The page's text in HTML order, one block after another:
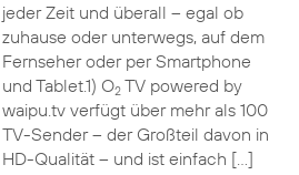
jeder Zeit und überall – egal ob
zuhause oder unterwegs, auf dem
Fernseher oder per Smartphone
und Tablet.1) O2TV powered by
waipu.tv verfügt über mehr als 100
TV-Sender – der Großteil davon in
HD-Qualität – und ist einfach […]